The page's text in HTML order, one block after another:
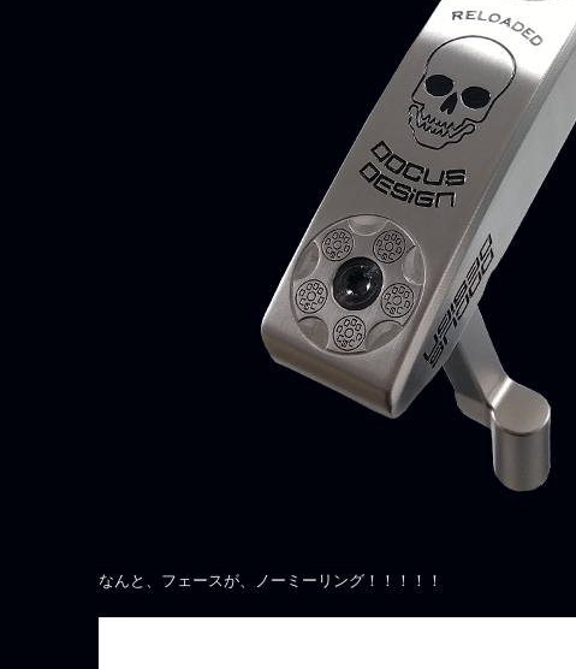
なんと、フェースが、ノーミーリング！！！！！